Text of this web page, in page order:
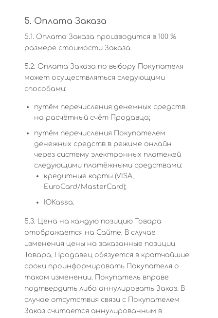
5. Оплата Заказа
5.1. Оплата Заказа производится в 100 %
размере стоимости Заказа.
5.2. Оплата Заказа по выбору Покупателя
может осуществляться следующими
способами:
путём перечисления денежных средств
на расчётный счёт Продавца;
путём перечисления Покупателем
денежных средств в режиме онлайн
через систему электронных платежей
следующими платёжными средствами:
кредитные карты (VISA,
EuroCard/MasterCard);
ЮKassa.
5.3. Цена на каждую позицию Товара
отображается на Сайте. В случае
изменения цены на заказанные позиции
Товара, Продавец обязуется в кратчайшие
сроки проинформировать Покупателя о
таком изменении. Покупатель вправе
подтвердить либо аннулировать Заказ. В
случае отсутствия связи с Покупателем
Заказ считается аннулированным в